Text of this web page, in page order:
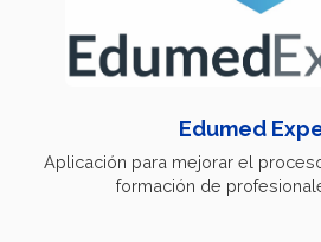
Edumed
Aplicación para mejorar el
formación de